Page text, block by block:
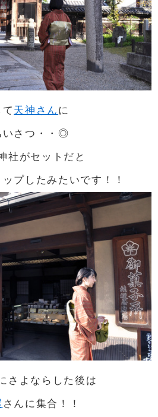
天神さんに
いさつ・・◎
社がセットだと
プしたみたいです！！
さよならした後は
さんに集合！！